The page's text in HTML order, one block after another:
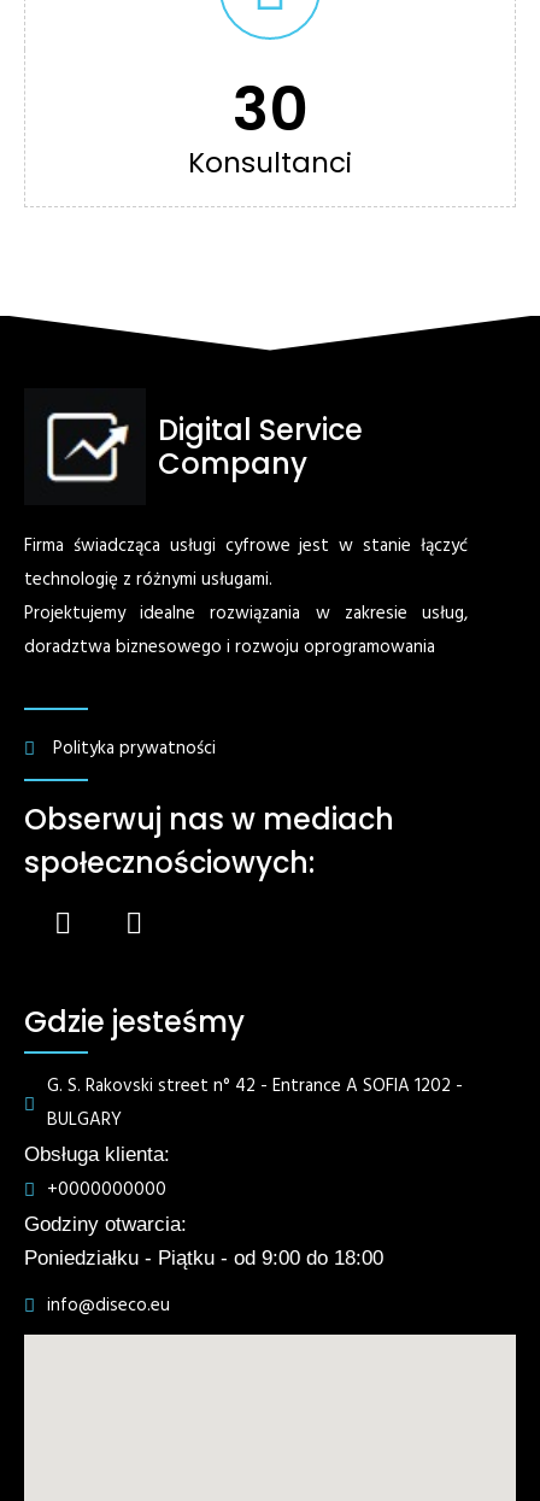
30
Konsultanci
Digital Service
Company
Firma świadcząca usługi cyfrowe jest w stanie łączyć
technologię z różnymi usługami.
Projektujemy idealne rozwiązania w zakresie usług,
doradztwa biznesowego i rozwoju oprogramowania
Polityka prywatności
Obserwuj nas w mediach
społecznościowych:
Gdzie jesteśmy
G. S. Rakovski street n° 42 - Entrance A SOFIA 1202 -
BULGARY
Obsługa klienta:
+0000000000
Godziny otwarcia:
Poniedziałku - Piątku - od 9:00 do 18:00
info@diseco.eu